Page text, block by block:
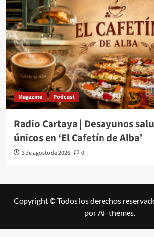
Magazine Podcast
Radio Cartaya | Desayunos
únicos en ‘El Cafetín de Alba’
3 de agosto de 2026 0
Copyright © Todos los derechos
por AF themes.